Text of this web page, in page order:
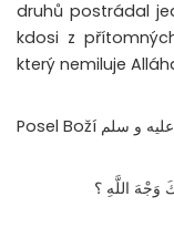
druhů postrádal
kdosi z
který nemiluje
وَجْهَ اللَّهِ ؟